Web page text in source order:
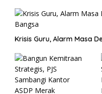
Krisis Guru, Alarm Masa